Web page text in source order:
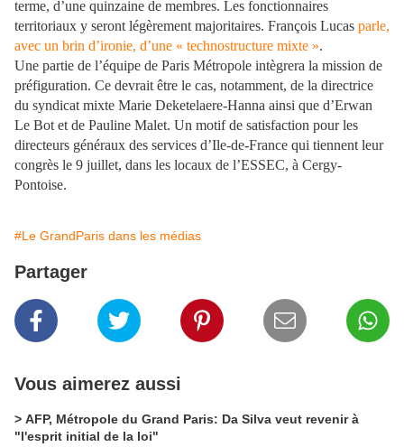
terme, d’une quinzaine de membres. Les fonctionnaires
territoriaux y seront légèrement majoritaires. François Lucas parle,
avec un brin d’ironie, d’une « technostructure mixte ».
Une partie de l’équipe de Paris Métropole intègrera la mission de
préfiguration. Ce devrait être le cas, notamment, de la directrice
du syndicat mixte Marie Deketelaere-Hanna ainsi que d’Erwan
Le Bot et de Pauline Malet. Un motif de satisfaction pour les
directeurs généraux des services d’Ile-de-France qui tiennent leur
congrès le 9 juillet, dans les locaux de l’ESSEC, à Cergy-
Pontoise.
#Le GrandParis dans les médias
Partager
Vous aimerez aussi
> AFP, Métropole du Grand Paris: Da Silva veut revenir à
"l'esprit initial de la loi"